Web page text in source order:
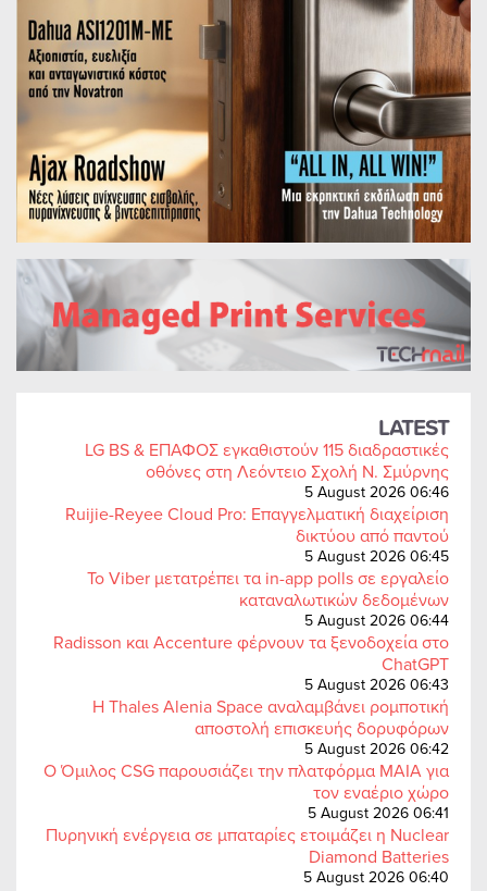
LATEST
LG BS & ΕΠΑΦΟΣ εγκαθιστούν 115 διαδραστικές
οθόνες στη Λεόντειο Σχολή Ν. Σμύρνης
5 August 2026 06:46
Ruijie-Reyee Cloud Pro: Επαγγελματική διαχείριση
δικτύου από παντού
5 August 2026 06:45
Το Viber μετατρέπει τα in-app polls σε εργαλείο
καταναλωτικών δεδομένων
5 August 2026 06:44
Radisson και Accenture φέρνουν τα ξενοδοχεία στο
ChatGPT
5 August 2026 06:43
Η Thales Alenia Space αναλαμβάνει ρομποτική
αποστολή επισκευής δορυφόρων
5 August 2026 06:42
Ο Όμιλος CSG παρουσιάζει την πλατφόρμα MAIA για
τον εναέριο χώρο
5 August 2026 06:41
Πυρηνική ενέργεια σε μπαταρίες ετοιμάζει η Nuclear
Diamond Batteries
5 August 2026 06:40